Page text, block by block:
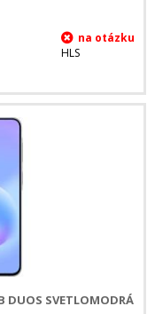
HLS
DUOS SVETLOMODRÁ